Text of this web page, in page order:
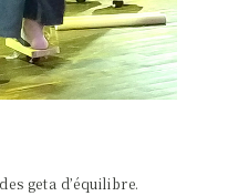
geta d’équilibre.